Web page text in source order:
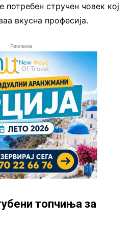
потребен стручен човек кој
вкусна професија.
Реклама
топчиња за